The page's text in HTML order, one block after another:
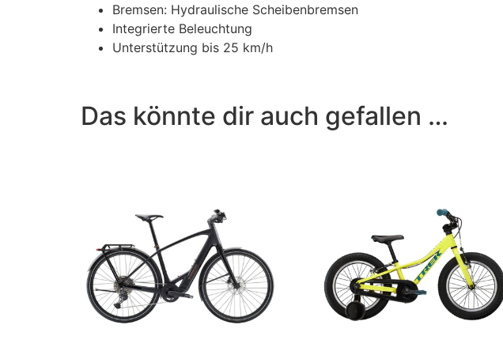
Bremsen: Hydraulische Scheibenbremsen
Integrierte Beleuchtung
Unterstützung bis 25 km/h
Das könnte dir auch gefallen …